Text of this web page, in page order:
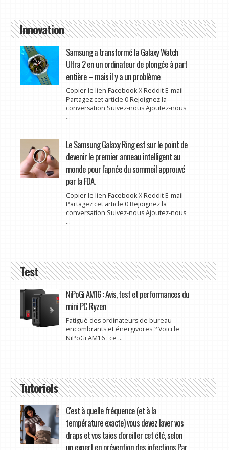
Innovation
Samsung a transformé la Galaxy Watch
Ultra 2 en un ordinateur de plongée à part
entière – mais il y a un problème
Copier le lien Facebook X Reddit E-mail
Partagez cet article 0 Rejoignez la
conversation Suivez-nous Ajoutez-nous
...
Le Samsung Galaxy Ring est sur le point de
devenir le premier anneau intelligent au
monde pour l'apnée du sommeil approuvé
par la FDA.
Copier le lien Facebook X Reddit E-mail
Partagez cet article 0 Rejoignez la
conversation Suivez-nous Ajoutez-nous
...
Test
NiPoGi AM16 : Avis, test et performances du
mini PC Ryzen
Fatigué des ordinateurs de bureau
encombrants et énergivores ? Voici le
NiPoGi AM16 : ce ...
Tutoriels
C'est à quelle fréquence (et à la
température exacte) vous devez laver vos
draps et vos taies d'oreiller cet été, selon
un expert en prévention des infections Par